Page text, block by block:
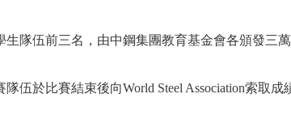
生隊伍前三名，由中鋼集團教育基金會各頒發三
隊伍於比賽結束後向World Steel Association索取成